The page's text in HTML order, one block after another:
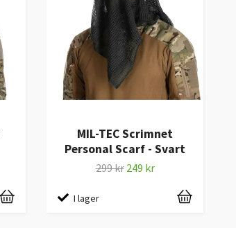
MIL-TEC Scrimnet
Personal Scarf - Svart
299 kr 249 kr
I lager